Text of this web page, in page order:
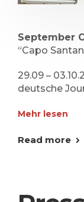
September
“Capo
29.09 –
deutsche
Mehr lesen
Read more